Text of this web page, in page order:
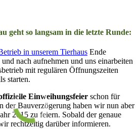
geht so langsam in die letzte Runde:
in unserem Tierhaus Ende
nach aufnehmen und uns einarbeiten
mit regulären Öffnungszeiten
starten.
Einweihungsfeier schon für
der Bauverzögerung haben wir nun aber
2015 zu feiern. Sobald der genaue
rechtzeitig darüber informieren.